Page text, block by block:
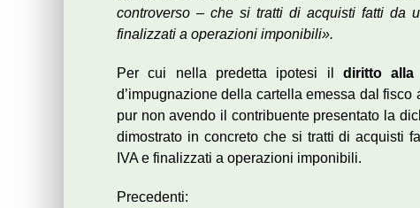
controverso – che si tratti di acquisti fatti da
finalizzati a operazioni imponibili».
Per cui nella predetta ipotesi il diritto alla
d’impugnazione della cartella emessa dal
pur non avendo il contribuente presentato la
dimostrato in concreto che si tratti di acquisti
IVA e finalizzati a operazioni imponibili.
Precedenti: